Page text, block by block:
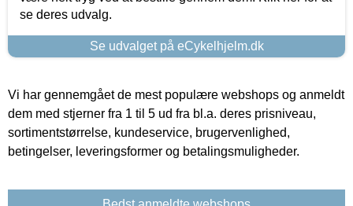
se deres udvalg.
Se udvalget på eCykelhjelm.dk
Vi har gennemgået de mest populære webshops og anmeldt
dem med stjerner fra 1 til 5 ud fra bl.a. deres prisniveau,
sortimentstørrelse, kundeservice, brugervenlighed,
betingelser, leveringsformer og betalingsmuligheder.